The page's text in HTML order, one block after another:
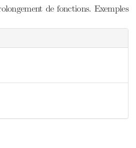
de fonctions. Exemples